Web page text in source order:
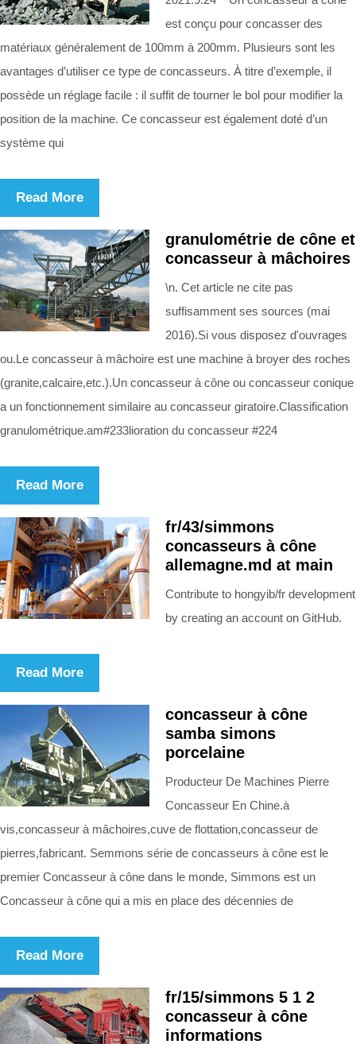
est conçu pour concasser des
matériaux généralement de 100mm à 200mm. Plusieurs sont les
avantages d’utiliser ce type de concasseurs. À titre d’exemple, il
possède un réglage facile : il suffit de tourner le bol pour modifier la
position de la machine. Ce concasseur est également doté d’un
système qui
Read More
granulométrie de cône et
concasseur à mâchoires
\n. Cet article ne cite pas
suffisamment ses sources (mai
2016).Si vous disposez d'ouvrages
ou.Le concasseur à mâchoire est une machine à broyer des roches
(granite,calcaire,etc.).Un concasseur à cône ou concasseur conique
a un fonctionnement similaire au concasseur giratoire.Classification
granulométrique.am#233lioration du concasseur #224
Read More
fr/43/simmons
concasseurs à cône
allemagne.md at main
Contribute to hongyib/fr development
by creating an account on GitHub.
Read More
concasseur à cône
samba simons
porcelaine
Producteur De Machines Pierre
Concasseur En Chine.à
vis,concasseur à mâchoires,cuve de flottation,concasseur de
pierres,fabricant. Semmons série de concasseurs à cône est le
premier Concasseur à cône dans le monde, Simmons est un
Concasseur à cône qui a mis en place des décennies de
Read More
fr/15/simmons 5 1 2
concasseur à cône
informations